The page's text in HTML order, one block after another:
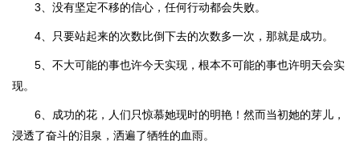
3、没有坚定不移的信心，任何行动都会失败。
4、只要站起来的次数比倒下去的次数多一次，那就是成功。
5、不大可能的事也许今天实现，根本不可能的事也许明天会实
现。
6、成功的花，人们只惊慕她现时的明艳！然而当初她的芽儿，
浸透了奋斗的泪泉，洒遍了牺牲的血雨。